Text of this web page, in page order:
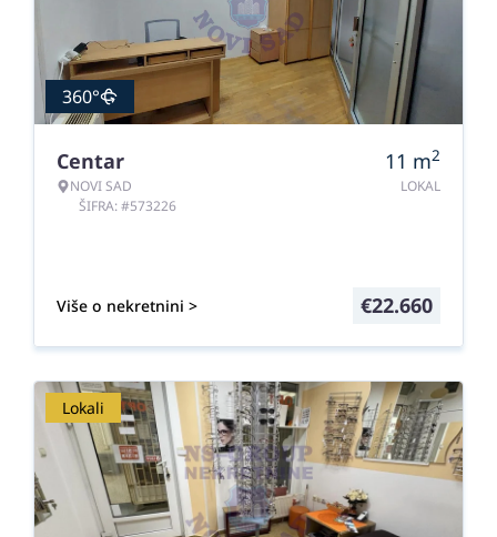
360°
Centar
NOVI SAD
ŠIFRA: #573226
11 m2
LOKAL
Više o nekretnini > €22.660
Lokali